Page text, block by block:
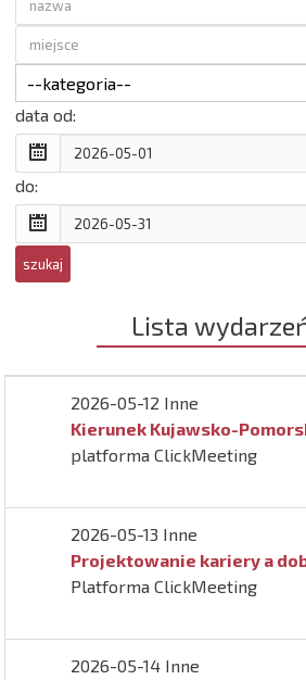
data od:
do:
Lista
2026-05-12 Inne
Kierunek Kujawsko-
platforma ClickMeeting
2026-05-13 Inne
Projektowanie kariery a
Platforma ClickMeeting
2026-05-14 Inne